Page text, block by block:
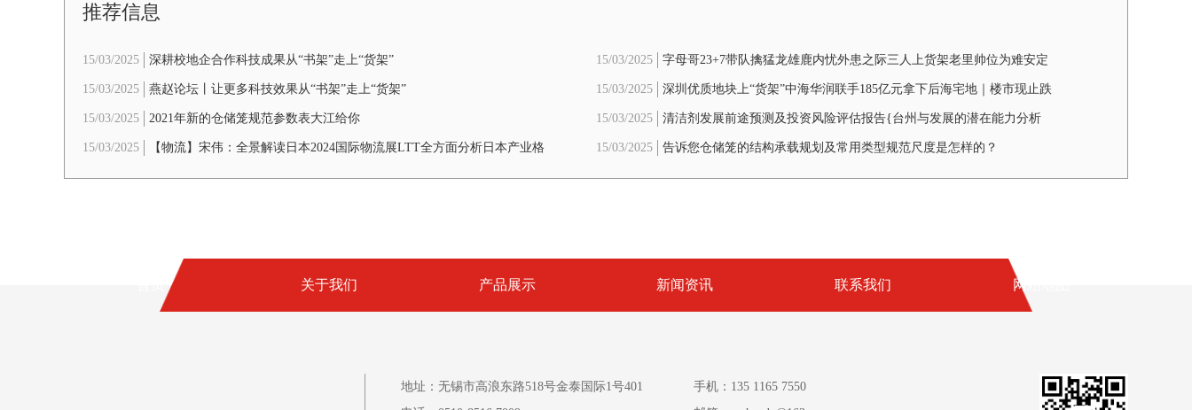
推荐信息
15/03/2025 深耕校地企合作科技成果从“书架”走上“货架” 15/03/2025 字母哥23+7带队擒猛龙雄鹿内忧外患之际三人上货架老里帅位为难安定
15/03/2025 燕赵论坛丨让更多科技效果从“书架”走上“货架” 15/03/2025
深圳优质地块上“货架”中海华润联手185亿元拿下后海宅地｜楼市现止跌
15/03/2025
2021年新的仓储笼规范参数表大江给你 15/03/2025 清洁剂发展前途预测及投资风险评估报告{台州与发展的潜在能力分析
15/03/2025
【物流】宋伟：全景解读日本2024国际物流展LTT全方面分析日本产业格
15/03/2025 告诉您仓储笼的结构承载规划及常用类型规范尺度是怎样的？
关于我们 产品展示 新闻资讯 联系我们 网站地图
地址：无锡市高浪东路518号金泰国际1号401
手机：135 1165 7550